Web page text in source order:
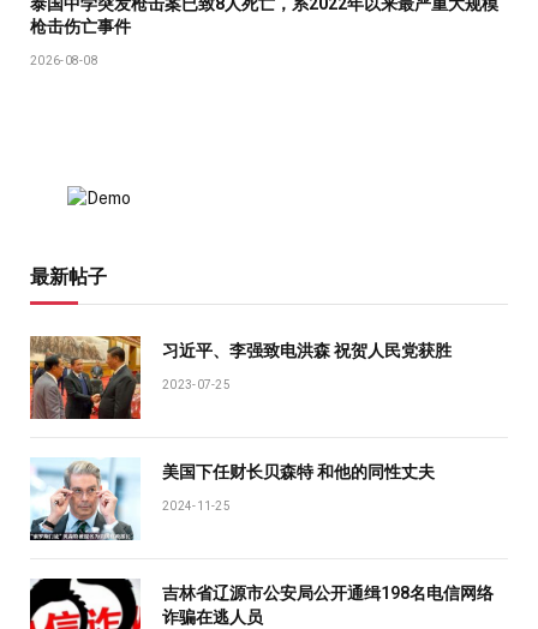
枪击伤亡事件
2026-08-08
最新帖子
习近平、李强致电洪森 祝贺人民党获胜
2023-07-25
美国下任财长贝森特 和他的同性丈夫
2024-11-25
吉林省辽源市公安局公开通缉198名电信网络
诈骗在逃人员